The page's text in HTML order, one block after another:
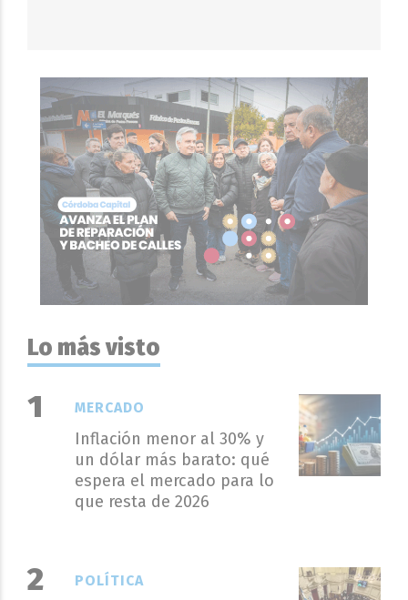
Lo más visto
Inflación menor al 30% y
un dólar más barato: qué
espera el mercado para lo
que resta de 2026
MERCADO
POLÍTICA